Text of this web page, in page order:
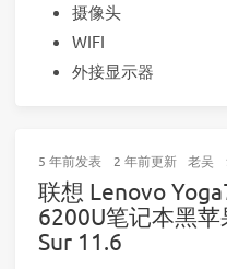
摄像头
WIFI
外接显示器
5 年前发表 2 年前更新 老吴
联想 Lenovo
6200U笔记本黑苹
Sur 11.6